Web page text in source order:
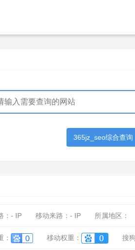
365jz_seo综合查询
： - IP 移动来路： - IP 所属地区：
： 移动权重： 搜